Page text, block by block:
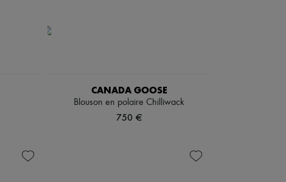
CANADA GOOSE
Blouson en polaire Chilliwack
750 €